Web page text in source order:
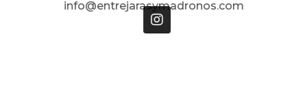
info@entrejarasymadronos.com